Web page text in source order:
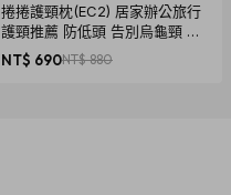
捲捲護頸枕(EC2) 居家辦公旅行
護頸推薦 防低頭 告別烏龜頸 頸
椎養護 多色可選
NT$ 690NT$ 880